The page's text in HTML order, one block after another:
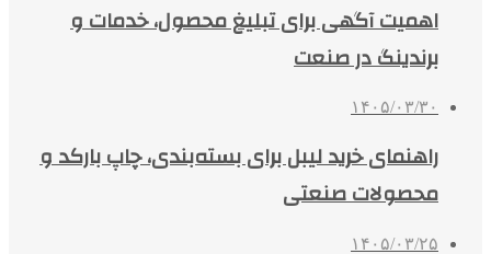
اهمیت آگهی برای تبلیغ محصول، خدمات و
برندینگ در صنعت
۱۴۰۵/۰۳/۳۰
راهنمای خرید لیبل برای بسته‌بندی، چاپ بارکد و
محصولات صنعتی
۱۴۰۵/۰۳/۲۵